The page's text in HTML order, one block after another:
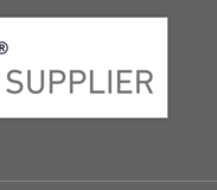
партнеров
реализация